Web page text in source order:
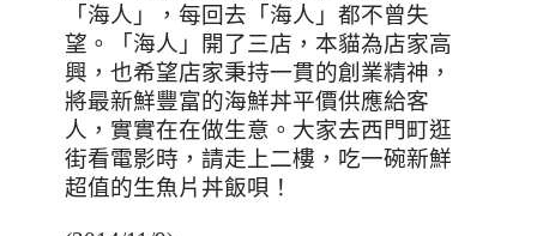
「海人」，每回去「海人」都不曾失
望。「海人」開了三店，本貓為店家高
興，也希望店家秉持一貫的創業精神，
將最新鮮豐富的海鮮丼平價供應給客
人，實實在在做生意。大家去西門町逛
街看電影時，請走上二樓，吃一碗新鮮
超值的生魚片丼飯唄！